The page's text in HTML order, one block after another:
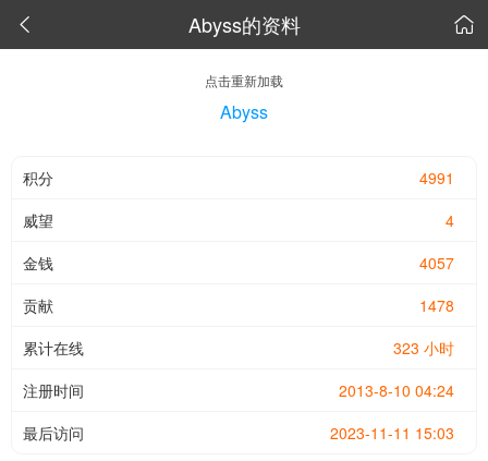
 Abyss的资料 
点击重新加载
Abyss
4991
积分
4
威望
4057
金钱
1478
贡献
323 小时
累计在线
2013-8-10 04:24
注册时间
2023-11-11 15:03
最后访问